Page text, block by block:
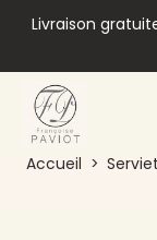
Livraison
Accueil >